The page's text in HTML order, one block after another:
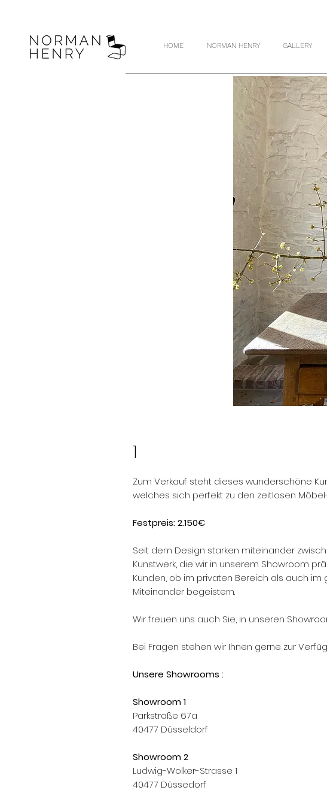
HOME NORMAN HENRY GALLERY
1
Zum Verkauf steht dieses wunderschöne
welches sich perfekt zu den zeitlosen
Festpreis: 2.150€
Seit dem Design starken miteinander
Kunstwerk, die wir in unserem Showroom
Kunden, ob im privaten Bereich als auch
Miteinander begeistern.
Wir freuen uns auch Sie, in unseren
Bei Fragen stehen wir Ihnen gerne zur
Unsere Showrooms :
Showroom 1
Parkstraße 67a
40477 Düsseldorf
Showroom 2
Ludwig-Wolker-Strasse 1
40477 Düssedorf